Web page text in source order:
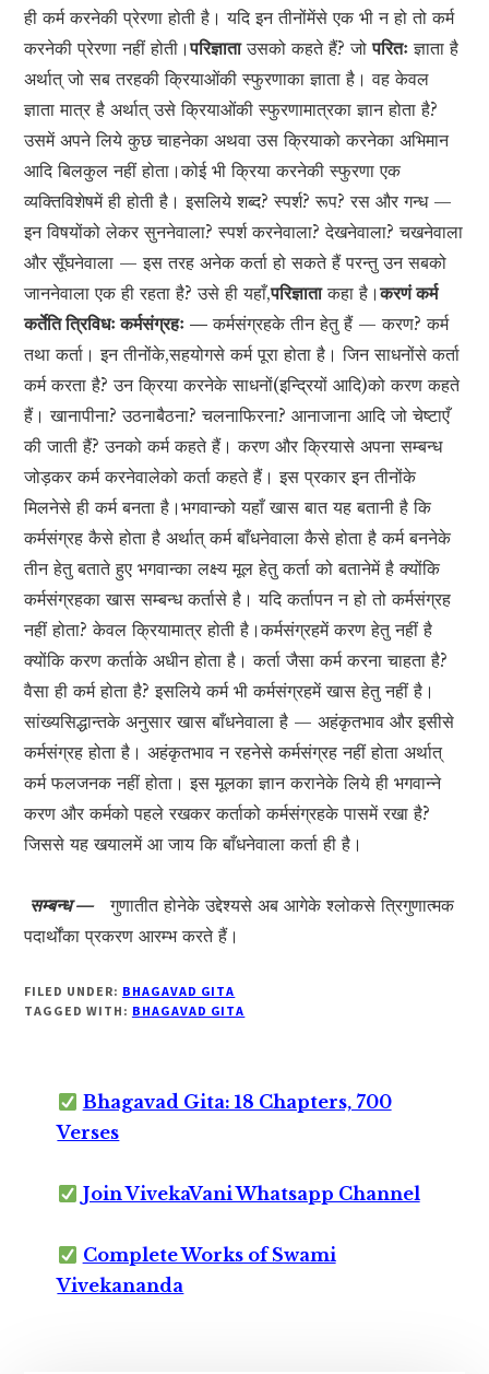
ही कर्म करनेकी प्रेरणा होती है। यदि इन तीनोंमेंसे एक भी न हो तो कर्म
करनेकी प्रेरणा नहीं होती।परिज्ञाताउसको कहते हैं? जोपरितः ज्ञाता है
अर्थात् जो सब तरहकी क्रियाओंकी स्फुरणाका ज्ञाता है। वह केवल
ज्ञाता मात्र है अर्थात् उसे क्रियाओंकी स्फुरणामात्रका ज्ञान होता है?
उसमें अपने लिये कुछ चाहनेका अथवा उस क्रियाको करनेका अभिमान
आदि बिलकुल नहीं होता।कोई भी क्रिया करनेकी स्फुरणा एक
व्यक्तिविशेषमें ही होती है। इसलिये शब्द? स्पर्श? रूप? रस और गन्ध —
इन विषयोंको लेकर सुननेवाला? स्पर्श करनेवाला? देखनेवाला? चखनेवाला
और सूँघनेवाला — इस तरह अनेक कर्ता हो सकते हैं परन्तु उन सबको
जाननेवाला एक ही रहता है? उसे ही यहाँ,परिज्ञाताकहा है।करणं कर्म
कर्तेति त्रिविधः कर्मसंग्रहः —कर्मसंग्रहके तीन हेतु हैं — करण? कर्म
तथा कर्ता। इन तीनोंके,सहयोगसे कर्म पूरा होता है। जिन साधनोंसे कर्ता
कर्म करता है? उन क्रिया करनेके साधनों(इन्द्रियों आदि)को करण कहते
हैं। खानापीना? उठनाबैठना? चलनाफिरना? आनाजाना आदि जो चेष्टाएँ
की जाती हैं? उनको कर्म कहते हैं। करण और क्रियासे अपना सम्बन्ध
जोड़कर कर्म करनेवालेको कर्ता कहते हैं। इस प्रकार इन तीनोंके
मिलनेसे ही कर्म बनता है।भगवान्को यहाँ खास बात यह बतानी है कि
कर्मसंग्रह कैसे होता है अर्थात् कर्म बाँधनेवाला कैसे होता है कर्म बननेके
तीन हेतु बताते हुए भगवान्का लक्ष्य मूल हेतु कर्ता को बतानेमें है क्योंकि
कर्मसंग्रहका खास सम्बन्ध कर्तासे है। यदि कर्तापन न हो तो कर्मसंग्रह
नहीं होता? केवल क्रियामात्र होती है।कर्मसंग्रहमें करण हेतु नहीं है
क्योंकि करण कर्ताके अधीन होता है। कर्ता जैसा कर्म करना चाहता है?
वैसा ही कर्म होता है? इसलिये कर्म भी कर्मसंग्रहमें खास हेतु नहीं है।
सांख्यसिद्धान्तके अनुसार खास बाँधनेवाला है — अहंकृतभाव और इसीसे
कर्मसंग्रह होता है। अहंकृतभाव न रहनेसे कर्मसंग्रह नहीं होता अर्थात्
कर्म फलजनक नहीं होता। इस मूलका ज्ञान करानेके लिये ही भगवान्ने
करण और कर्मको पहले रखकर कर्ताको कर्मसंग्रहके पासमें रखा है?
जिससे यह खयालमें आ जाय कि बाँधनेवाला कर्ता ही है।
सम्बन्ध —
गुणातीत होनेके उद्देश्यसे अब आगेके श्लोकसे त्रिगुणात्मक
पदार्थोंका प्रकरण आरम्भ करते हैं।
FILED UNDER: BHAGAVAD GITA
TAGGED WITH: BHAGAVAD GITA
Bhagavad Gita: 18 Chapters, 700
Verses
Join VivekaVani Whatsapp Channel
Complete Works of Swami
Vivekananda